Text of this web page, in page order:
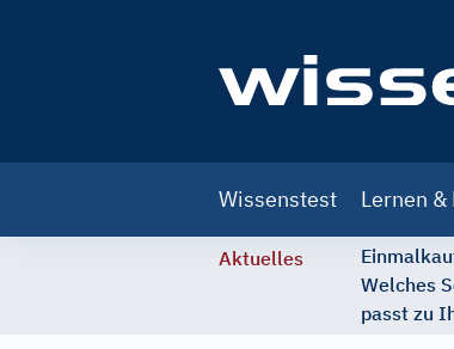
navigation
Wissenstest Lernen
Aktuelles
Welches
passt zu